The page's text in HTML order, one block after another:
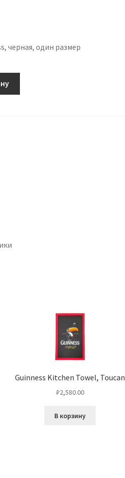
черная, один размер
Guinness Kitchen Towel, Toucan
₽2,580.00
В корзину